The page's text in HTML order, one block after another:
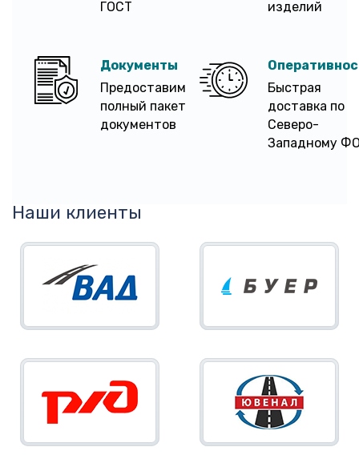
ГОСТ
изделий
Документы
Предоставим
полный пакет
документов
Быстрая
доставка по
Северо-
Западному
Наши клиенты